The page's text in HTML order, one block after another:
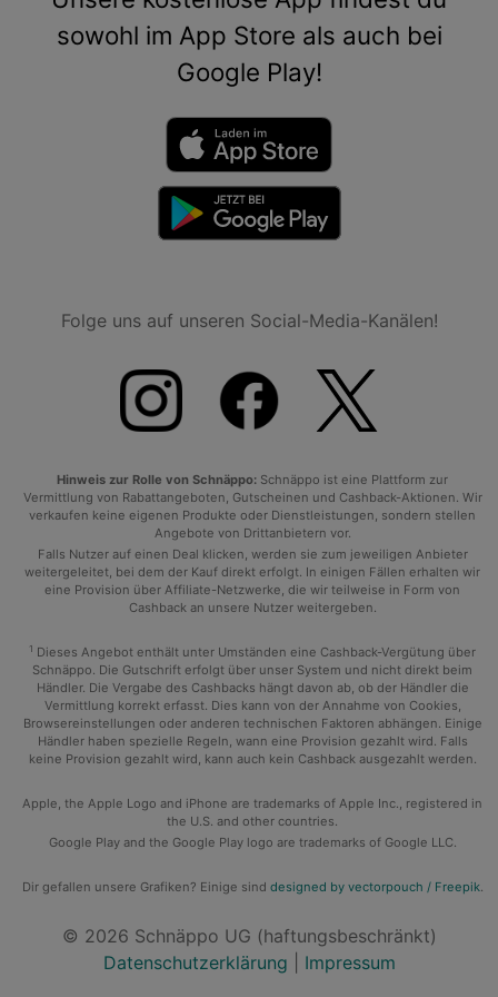
sowohl im App Store als auch bei
Google Play!
Folge uns auf unseren Social-Media-Kanälen!
Hinweis zur Rolle von Schnäppo: Schnäppo ist eine Plattform zur
Vermittlung von Rabattangeboten, Gutscheinen und Cashback-Aktionen. Wir
verkaufen keine eigenen Produkte oder Dienstleistungen, sondern stellen
Angebote von Drittanbietern vor.
Falls Nutzer auf einen Deal klicken, werden sie zum jeweiligen Anbieter
weitergeleitet, bei dem der Kauf direkt erfolgt. In einigen Fällen erhalten wir
eine Provision über Affiliate-Netzwerke, die wir teilweise in Form von
Cashback an unsere Nutzer weitergeben.
1 Dieses Angebot enthält unter Umständen eine Cashback-Vergütung über
Schnäppo. Die Gutschrift erfolgt über unser System und nicht direkt beim
Händler. Die Vergabe des Cashbacks hängt davon ab, ob der Händler die
Vermittlung korrekt erfasst. Dies kann von der Annahme von Cookies,
Browsereinstellungen oder anderen technischen Faktoren abhängen. Einige
Händler haben spezielle Regeln, wann eine Provision gezahlt wird. Falls
keine Provision gezahlt wird, kann auch kein Cashback ausgezahlt werden.
Apple, the Apple Logo and iPhone are trademarks of Apple Inc., registered in
the U.S. and other countries.
Google Play and the Google Play logo are trademarks of Google LLC.
Dir gefallen unsere Grafiken? Einige sind designed by vectorpouch / Freepik.
© 2026 Schnäppo UG (haftungsbeschränkt)
Datenschutzerklärung
Impressum